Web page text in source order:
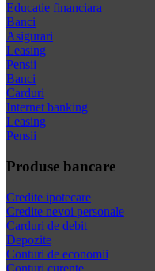
Educatie financiara
Banci
Asigurari
Leasing
Pensii
Banci
Carduri
Internet banking
Leasing
Pensii
Produse bancare
Credite ipotecare
Credite nevoi personale
Carduri de debit
Depozite
Conturi de economii
Conturi curente